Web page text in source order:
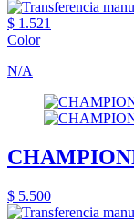
$ 1.521
Color
N/A
$ 5.500